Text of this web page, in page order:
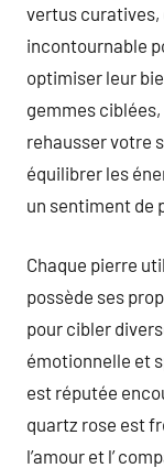
vertus
incontournable
optimiser leur
gemmes
rehausser votre
équilibrer les
un sentiment de
Chaque pierre
possède ses
pour cibler
émotionnelle et
est réputée
quartz rose est
l’amour et l’